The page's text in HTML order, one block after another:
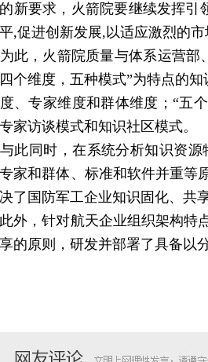
新要求，火箭院要继续发挥引
,促进创新发展,以适应激烈的市
，火箭院质量与体系运营部、
个维度，五种模式”为特点的
、专家维度和群体维度；“五
家访谈模式和知识社区模式。
同时，在系统分析知识资源
家和群体、标准和软件并重等
了国防军工企业知识固化、共
，针对航天企业组织架构特点
的原则，研发并部署了具备以